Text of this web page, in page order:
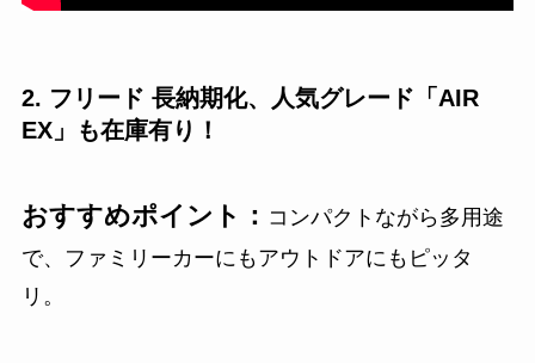
2. フリード 長納期化、人気グレード「AIR
EX」も在庫有り！
おすすめポイント： コンパクトながら多用途
で、ファミリーカーにもアウトドアにもピッタ
リ。